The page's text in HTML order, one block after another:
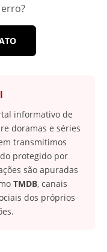
informativo de
doramas e séries
transmitimos
protegido por
são apuradas
TMDB, canais
dos próprios